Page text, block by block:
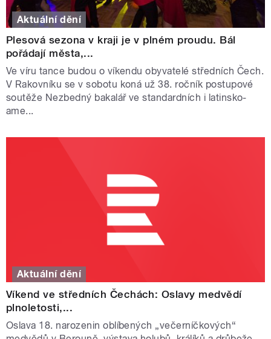
Aktuální dění
Plesová sezona v kraji je v plném proudu. Bál
pořádají města,...
Ve víru tance budou o víkendu obyvatelé středních Čech.
V Rakovníku se v sobotu koná už 38. ročník postupové
soutěže Nezbedný bakalář ve standardních i latinsko-
ame...
Aktuální dění
Víkend ve středních Čechách: Oslavy medvědí
plnoletosti,...
Oslava 18. narozenin oblíbených „večerníčkových“